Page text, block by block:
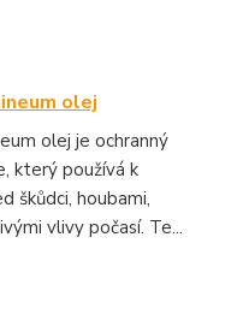
olej
olej je ochranný
který používá k
škůdci, houbami,
vlivy počasí. Te...